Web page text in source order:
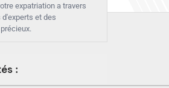
expatriation a travers
et des
: